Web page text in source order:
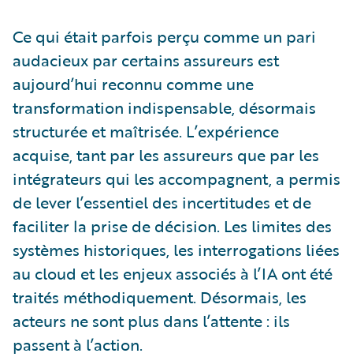
Ce qui était parfois perçu comme un pari
audacieux par certains assureurs est
aujourd’hui reconnu comme une
transformation indispensable, désormais
structurée et maîtrisée. L’expérience
acquise, tant par les assureurs que par les
intégrateurs qui les accompagnent, a permis
de lever l’essentiel des incertitudes et de
faciliter la prise de décision. Les limites des
systèmes historiques, les interrogations liées
au cloud et les enjeux associés à l’IA ont été
traités méthodiquement. Désormais, les
acteurs ne sont plus dans l’attente : ils
passent à l’action.